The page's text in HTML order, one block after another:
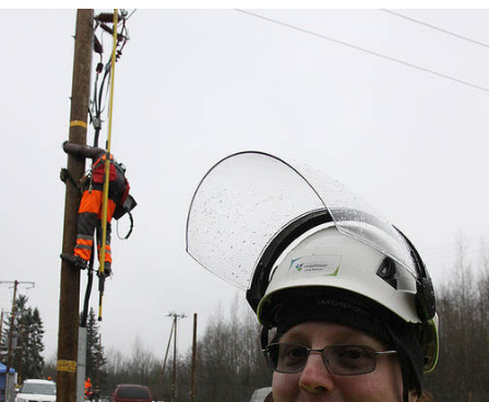
Kotoutuminen
Maarakennus
Matkailu- ja ravitsemisala
Media-ala ja viestintätekniikka
Palvelumuotoilu ja tuotekehitys
Puhtaus, kotityö ja välinehuolto
Rakentaminen